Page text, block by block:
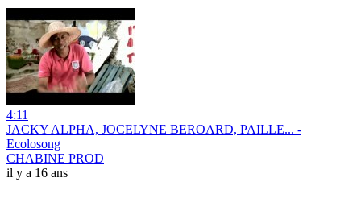
4:11
JACKY ALPHA, JOCELYNE BEROARD, PAILLE... -
Ecolosong
CHABINE PROD
il y a 16 ans